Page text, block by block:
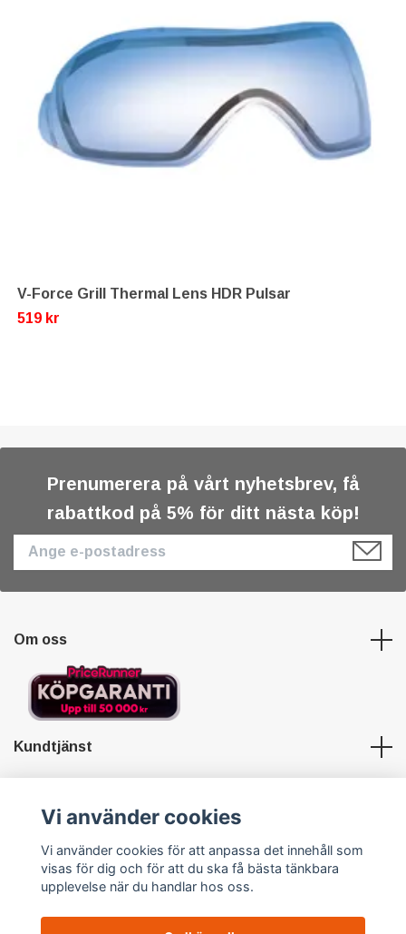
V-Force Grill Thermal Lens HDR Pulsar
519 kr
Prenumerera på vårt nyhetsbrev, få
rabattkod på 5% för ditt nästa köp!
Om oss
Kundtjänst
Sociala medier
Vi använder cookies
Vi använder cookies för att anpassa det innehåll som
visas för dig och för att du ska få bästa tänkbara
upplevelse när du handlar hos oss.